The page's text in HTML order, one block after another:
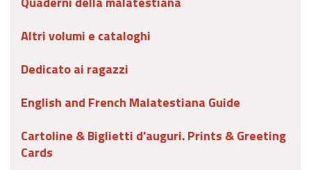
Altri volumi e cataloghi
Dedicato ai ragazzi
English and French Malatestiana Guide
Cartoline & Biglietti d'auguri. Prints & Greeting
Cards